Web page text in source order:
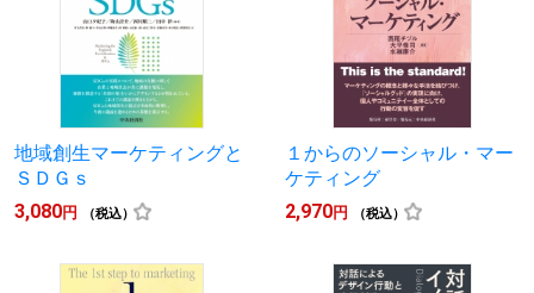
地域創生マーケティングと
ＳＤＧｓ
3,080円 （税込）
１からのソーシャル・マー
ケティング
2,970円 （税込）